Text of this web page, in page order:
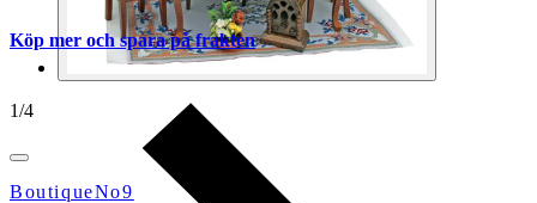
1/4
BoutiqueNo9
Köp mer och spara på frakten